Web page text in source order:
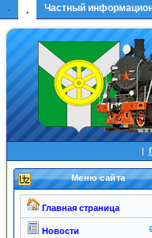
. . Частный
|
Меню сайта
Главная страница
Новости